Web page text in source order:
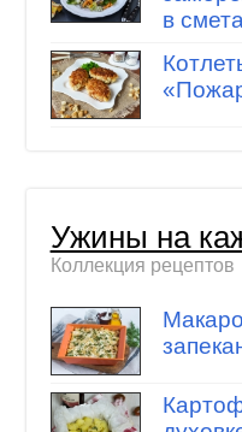
в
Ужины на
Коллекция рецептов